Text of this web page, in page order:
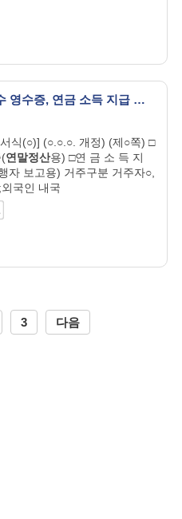
연금 소득 원천 징수 영수증, 연금 소득 지급 조서(개정 20060410)
식(○)] (○.○.○. 개정) (제○쪽) □
(연말정산용) □연 금 소 득 지
자 보고용) 거주구분 거주자○,
국인 내국
3 다음